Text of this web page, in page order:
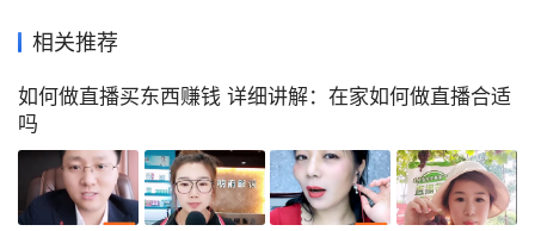
相关推荐
如何做直播买东西赚钱 详细讲解：在家如何做直播合适
吗